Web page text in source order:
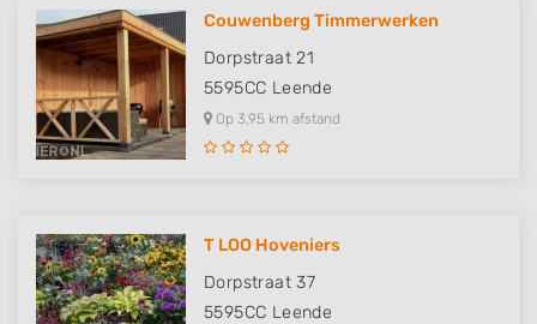
Couwenberg Timmerwerken
Dorpstraat 21
5595CC Leende
Op 3,95 km afstand
T LOO Hoveniers
Dorpstraat 37
5595CC Leende